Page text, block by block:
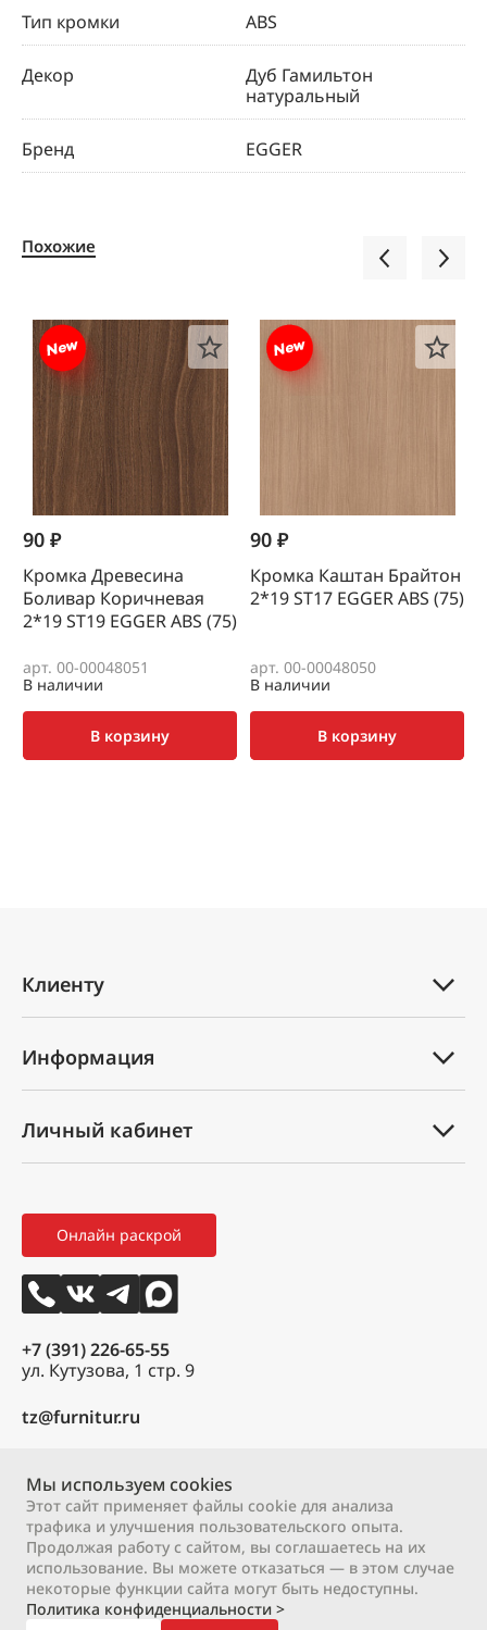
Тип кромки ABS
Декор
Дуб Гамильтон
натуральный
Бренд EGGER
Похожие
90 ₽
Кромка Древесина
Боливар Коричневая
2*19 SТ19 EGGER ABS (75)
арт. 00-00048051
В наличии
В корзину
90 ₽
Кромка Каштан Брайтон
2*19 SТ17 EGGER ABS (75)
арт. 00-00048050
В наличии
В корзину
Клиенту
Услуги
Партнеры
3D тур
Информация
Оплата и доставка
Как оформить заказ
Вакансии
Контакты
Личный кабинет
Мои заказы
Избранное
Онлайн раскрой
+7 (391) 226-65-55
ул. Кутузова, 1 стр. 9
tz@furnitur.ru
Сб:
9:00 – 17:00
Вс:
выходной
2000 – 2026 © ООО «М-профиль»
Политика конфиденциальностиДоговор оферты
Мы используем cookies
Этот сайт применяет файлы cookie для анализа
трафика и улучшения пользовательского опыта.
Продолжая работу с сайтом, вы соглашаетесь на их
использование. Вы можете отказаться — в этом случае
некоторые функции сайта могут быть недоступны.
Политика конфиденциальности >